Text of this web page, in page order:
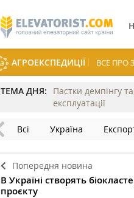
АГРОЕКСПЕДИЦІЇ ВСЕ ПРО
ТЕМА ДНЯ:
Пастки демпінгу
експлуатації
Всі Україна
Попередня новина
В Україні створять
проєкту